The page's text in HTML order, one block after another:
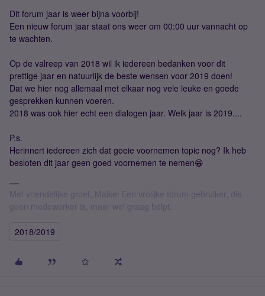
Dit forum jaar is weer bijna voorbij!
Een nieuw forum jaar staat ons weer om 00:00 uur vannacht op
te wachten.
Op de valreep van 2018 wil ik iedereen bedanken voor dit
prettige jaar en natuurlijk de beste wensen voor 2019 doen!
Dat we hier nog allemaal met elkaar nog vele leuke en goede
gesprekken kunnen voeren.
2018 was ook hier echt een dialogen jaar. Welk jaar is 2019....
P.s.
Herinnert iedereen zich dat goeie voornemen topic nog? Ik heb
besloten dit jaar geen goed voornemen te nemen😁
Met vriendelijke groet, Maikel Een vrolijke forum gebruiker, die
geen medewerker is, maar wel graag helpt.
2018/2019